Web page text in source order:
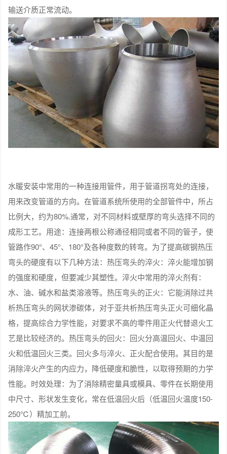
输送介质正常流动。
水暖安装中常用的一种连接用管件，用于管道拐弯处的连接，
用来改变管道的方向。在管道系统所使用的全部管件中，所占
比例大，约为80%.通常，对不同材料或壁厚的弯头选择不同的
成形工艺。用途：连接两根公称通径相同或者不同的管子，使
管路作90°、45°、180°及各种度数的转弯。为了提高碳钢热压
弯头的硬度有以下几种方法：热压弯头的淬火：淬火能增加钢
的强度和硬度，但要减少其塑性。淬火中常用的淬火剂有：
水、油、碱水和盐类溶液等。热压弯头的正火：它能消除过共
析热压弯头的网状渗碳体，对于亚共析热压弯头正火可细化晶
格，提高综合力学性能，对要求不高的零件用正火代替退火工
艺是比较经济的。热压弯头的回火：回火分高温回火、中温回
火和低温回火三类。回火多与淬火、正火配合使用。其目的是
消除淬火产生的内应力，降低硬度和脆性，以取得预期的力学
性能。时效处理：为了消除精密量具或模具、零件在长期使用
中尺寸、形状发生变化，常在低温回火后（低温回火温度150-
250℃）精加工前。